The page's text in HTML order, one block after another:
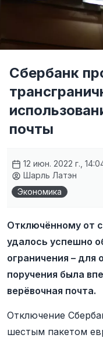
Сбербанк
почты
12 июн. 2022 г.,
Шарль Латэн
Экономика
Отключённому от
удалось успешно
ограничения – для
поручения была
верёвочная почта.
Отключение
шестым пакетом